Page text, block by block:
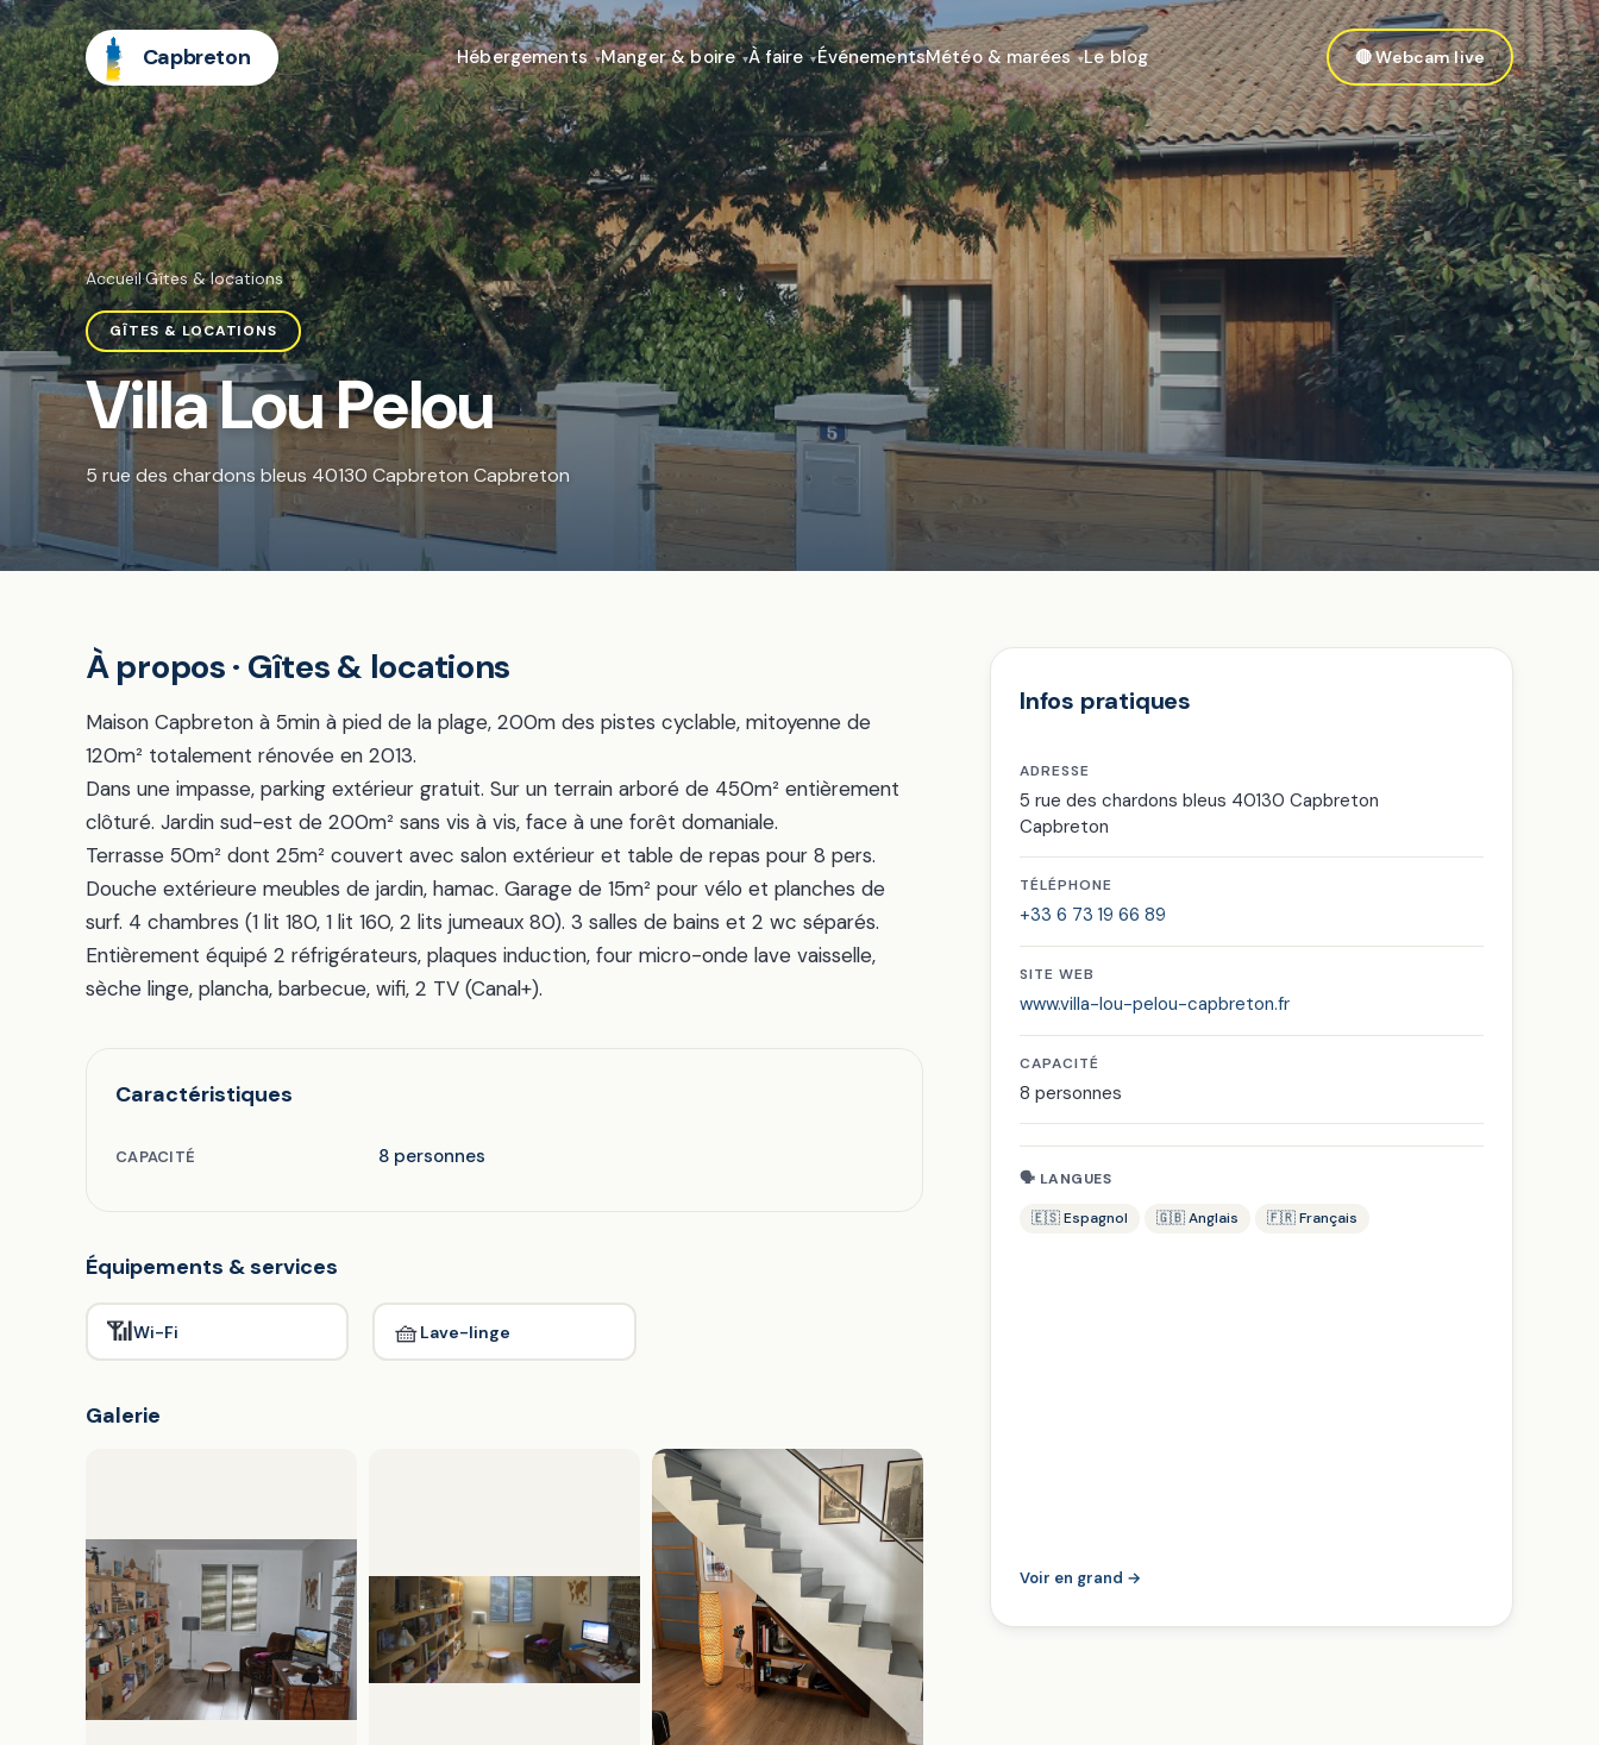
Capbreton Hébergements Manger & boire À faire ÉvénementsMétéo & marées Le blog 🔴 Webcam live
Accueil·Gîtes & locations
GÎTES & LOCATIONS
Villa Lou Pelou
5 rue des chardons bleus 40130 Capbreton Capbreton
À propos · Gîtes & locations
Maison Capbreton à 5min à pied de la plage, 200m des pistes cyclable, mitoyenne de
120m² totalement rénovée en 2013.
Dans une impasse, parking extérieur gratuit. Sur un terrain arboré de 450m² entièrement
clôturé. Jardin sud-est de 200m² sans vis à vis, face à une forêt domaniale.
Terrasse 50m² dont 25m² couvert avec salon extérieur et table de repas pour 8 pers.
Douche extérieure meubles de jardin, hamac. Garage de 15m² pour vélo et planches de
surf. 4 chambres (1 lit 180, 1 lit 160, 2 lits jumeaux 80). 3 salles de bains et 2 wc séparés.
Entièrement équipé 2 réfrigérateurs, plaques induction, four micro-onde lave vaisselle,
sèche linge, plancha, barbecue, wifi, 2 TV (Canal+).
Caractéristiques
CAPACITÉ 8 personnes
Équipements & services
📶Wi-Fi 🧺Lave-linge
Galerie
Infos pratiques
ADRESSE
5 rue des chardons bleus 40130 Capbreton
Capbreton
TÉLÉPHONE
+33 6 73 19 66 89
SITE WEB
www.villa-lou-pelou-capbreton.fr
CAPACITÉ
8 personnes
🗣 LANGUES
🇪🇸 Espagnol 🇬🇧 Anglais 🇫🇷 Français
Voir en grand →